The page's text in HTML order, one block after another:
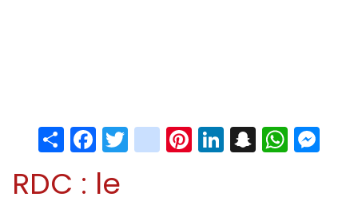
ShareFacebook
Twitter
instagram
Pinterest
LinkedIn
Snapchat
RDC : le